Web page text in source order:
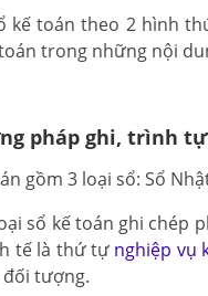
kế toán theo 2 hình
trong những nội
pháp ghi, trình
gồm 3 loại sổ: Sổ
sổ kế toán ghi chép
tế là thứ tự nghiệp vụ
tượng.